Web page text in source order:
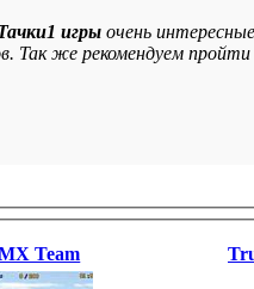
игры очень
Так же рекомендуем
Team